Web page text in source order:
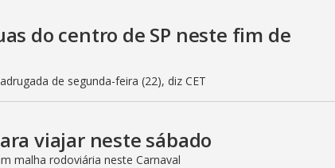
do centro de SP neste fim de
de segunda-feira (22), diz CET
viajar neste sábado
malha rodoviária neste Carnaval